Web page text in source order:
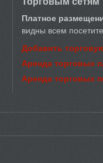
Платное
видны всем
Добавить
Аренда торговых
Аренда торговых